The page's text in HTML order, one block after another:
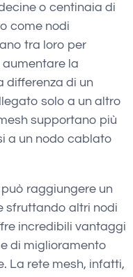
o centinaia di
come nodi
tra loro per
aumentare la
differenza di un
solo a un altro
supportano più
a un nodo cablato
raggiungere un
sfruttando altri nodi
incredibili vantaggi
e di miglioramento
La rete mesh, infatti,